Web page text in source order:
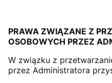
PRAWA ZWIĄZANE Z
OSOBOWYCH PRZEZ
W związku z
przez Administratora